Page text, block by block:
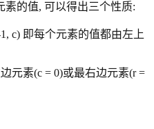
素的值, 可以得出三个性质:
1, c) 即每个元素的值都由左上
元素(c = 0)或最右边元素(r =